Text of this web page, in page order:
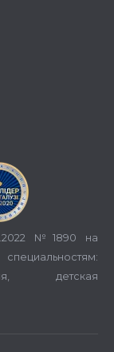
№1890 на
детская